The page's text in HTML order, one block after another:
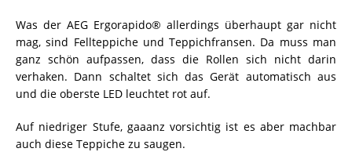
Was der AEG Ergorapido® allerdings überhaupt gar nicht
mag, sind Fellteppiche und Teppichfransen. Da muss man
ganz schön aufpassen, dass die Rollen sich nicht darin
verhaken. Dann schaltet sich das Gerät automatisch aus
und die oberste LED leuchtet rot auf.
Auf niedriger Stufe, gaaanz vorsichtig ist es aber machbar
auch diese Teppiche zu saugen.